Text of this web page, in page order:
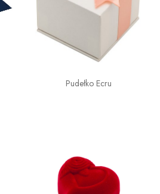
Pudełko Ecru